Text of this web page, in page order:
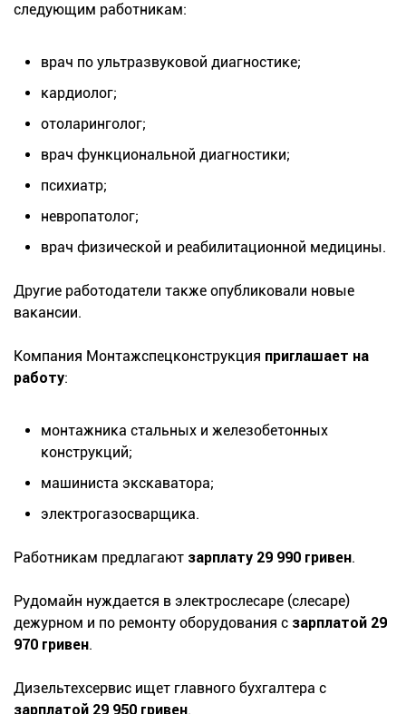
следующим работникам:
врач по ультразвуковой диагностике;
кардиолог;
отоларинголог;
врач функциональной диагностики;
психиатр;
невропатолог;
врач физической и реабилитационной медицины.
Другие работодатели также опубликовали новые
вакансии.
Компания Монтажспецконструкция приглашает на
работу:
монтажника стальных и железобетонных
конструкций;
машиниста экскаватора;
электрогазосварщика.
Работникам предлагают зарплату 29 990 гривен.
Рудомайн нуждается в электрослесаре (слесаре)
дежурном и по ремонту оборудования с зарплатой 29
970 гривен.
Дизельтехсервис ищет главного бухгалтера с
зарплатой 29 950 гривен.